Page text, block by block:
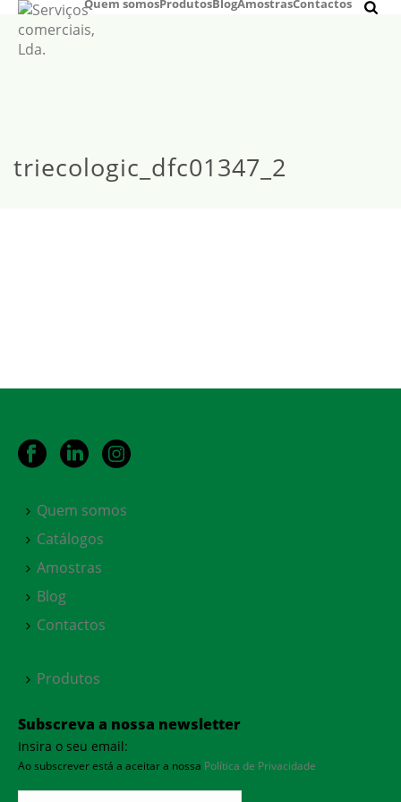
Quem somosProdutosBlogAmostrasContactos
triecologic_dfc01347_2
Quem somos
Catálogos
Amostras
Blog
Contactos
Produtos
Subscreva a nossa newsletter
Insira o seu email:
Ao subscrever está a aceitar a nossa Política de Privacidade